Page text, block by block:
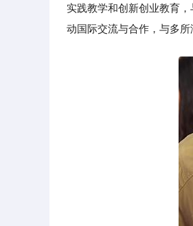
实践教学和创新创业教育
动国际交流与合作，与多所